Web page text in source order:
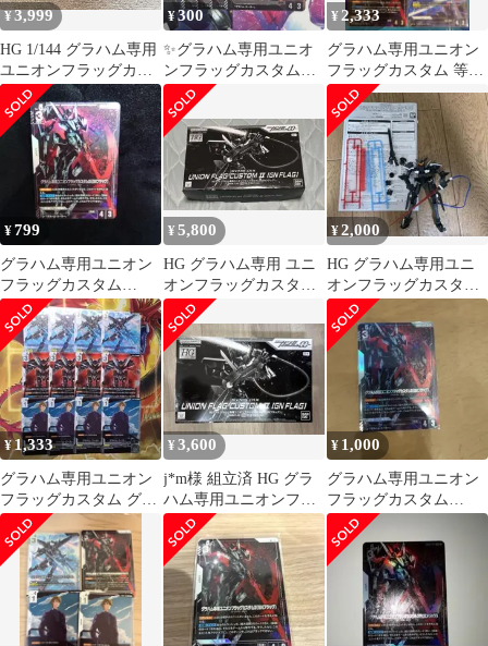
¥3,999
HG 1/144 グラハム専用
ユニオンフラッグカス
タムII(GNフラッグ)
¥300
✨グラハム専用ユニオ
ンフラッグカスタム
Ⅱ(GNフラッグ) R 4枚
セット✨
¥ 2,333
グラハム専用ユニオン
フラッグカスタム 等
グラハムセット
¥799
グラハム専用ユニオン
フラッグカスタム
II（GNフラッグ） R+
¥5,800
HG グラハム専用 ユニ
オンフラッグカスタム
II GNフラッグ
¥2,000
HG グラハム専用ユニ
オンフラッグカスタム
II GNフラッグ
¥1,333
グラハム専用ユニオン
フラッグカスタム グラ
ハム・エーカー LR 12
枚
¥3,600
j*m様 組立済 HG グラ
ハム専用ユニオンフラ
ッグカスタムII(GNフラ
ッグ)
¥ 1,000
グラハム専用ユニオン
フラッグカスタム
ⅱ（GNフラッグ）R+